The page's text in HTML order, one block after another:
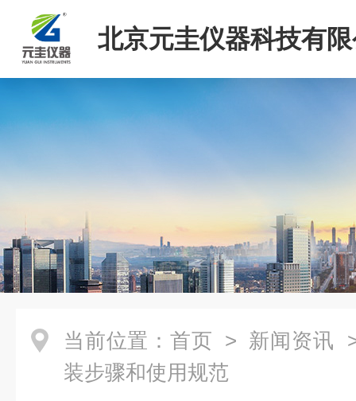
北京元圭仪器科技有
当前位置： 首页 > 新闻资讯
装步骤和使用规范